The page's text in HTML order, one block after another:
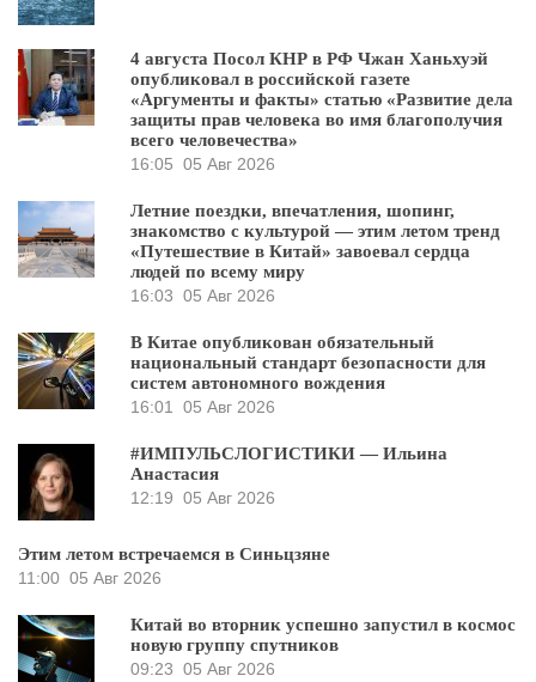
4 августа Посол КНР в РФ Чжан Ханьхуэй
опубликовал в российской газете
«Аргументы и факты» статью «Развитие дела
защиты прав человека во имя благополучия
всего человечества»
16:05 05 Авг 2026
Летние поездки, впечатления, шопинг,
знакомство с культурой — этим летом тренд
«Путешествие в Китай» завоевал сердца
людей по всему миру
16:03 05 Авг 2026
В Китае опубликован обязательный
национальный стандарт безопасности для
систем автономного вождения
16:01
05 Авг 2026
#ИМПУЛЬСЛОГИСТИКИ — Ильина
Анастасия
12:19 05 Авг 2026
Этим летом встречаемся в Синьцзяне
11:00 05 Авг 2026
Китай во вторник успешно запустил в космос
новую группу спутников
09:23 05 Авг 2026